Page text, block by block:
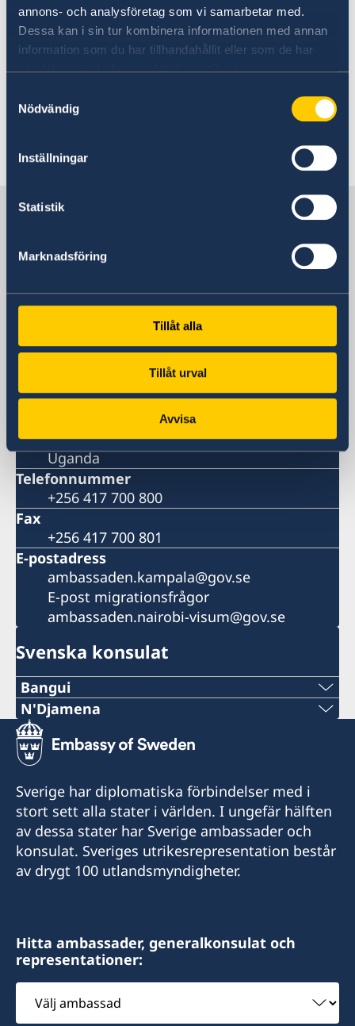
annons- och analysföretag som vi samarbetar med.
Dessa kan i sin tur kombinera informationen med annan
information som du har tillhandahållit eller som de har
samlat in när du har använt deras tjänster.
Nödvändig
Inställningar
Statistik
Marknadsföring
Tillåt alla
Tillåt urval
Avvisa
Sharingsweden.se
Senast uppdaterad 18 dec. 2025, 08.32
Sverige i Uganda
Sveriges ambassad
Besöksadress
24, Lumumba Avenue
Kampala
Embassy of Sweden
Kampala
Uganda
Telefonnummer
+256 417 700 800
Fax
+256 417 700 801
E-postadress
ambassaden.kampala@gov.se
E-post migrationsfrågor
ambassaden.nairobi-visum@gov.se
Svenska konsulat
Bangui
Telefon:
+236-75510494
c.mararv@gmail.com
Honorärkonsul Charlotte Mararv
Besöksadress:
Consulat de Suède, Karakanji, Avenue de
Flandres, Bangui
N'Djamena
Telefon:
+235 63 74 88 49
Telefon:
+235 66 30 67 41
E-post:
Honorärkonsul Sara Durand
Postadress: Consulat de Suède, B.P. 1935,
N'Djamena, TCHAD
Sverige har diplomatiska förbindelser med i
stort sett alla stater i världen. I ungefär hälften
av dessa stater har Sverige ambassader och
konsulat. Sveriges utrikesrepresentation består
av drygt 100 utlandsmyndigheter.
Hitta ambassader, generalkonsulat och
representationer:
Välj
ambassad